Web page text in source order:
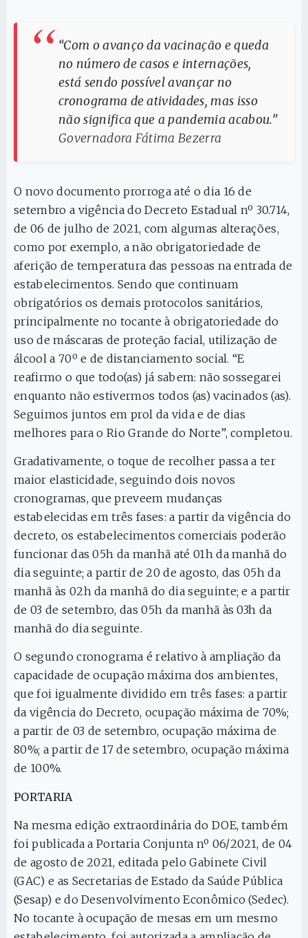
“Com o avanço da vacinação e queda
no número de casos e internações,
está sendo possível avançar no
cronograma de atividades, mas isso
não significa que a pandemia acabou.”
Governadora Fátima Bezerra
O novo documento prorroga até o dia 16 de
setembro a vigência do Decreto Estadual nº 30.714,
de 06 de julho de 2021, com algumas alterações,
como por exemplo, a não obrigatoriedade de
aferição de temperatura das pessoas na entrada de
estabelecimentos. Sendo que continuam
obrigatórios os demais protocolos sanitários,
principalmente no tocante à obrigatoriedade do
uso de máscaras de proteção facial, utilização de
álcool a 70º e de distanciamento social. “E
reafirmo o que todo(as) já sabem: não sossegarei
enquanto não estivermos todos (as) vacinados (as).
Seguimos juntos em prol da vida e de dias
melhores para o Rio Grande do Norte”, completou.
Gradativamente, o toque de recolher passa a ter
maior elasticidade, seguindo dois novos
cronogramas, que preveem mudanças
estabelecidas em três fases: a partir da vigência do
decreto, os estabelecimentos comerciais poderão
funcionar das 05h da manhã até 01h da manhã do
dia seguinte; a partir de 20 de agosto, das 05h da
manhã às 02h da manhã do dia seguinte; e a partir
de 03 de setembro, das 05h da manhã às 03h da
manhã do dia seguinte.
O segundo cronograma é relativo à ampliação da
capacidade de ocupação máxima dos ambientes,
que foi igualmente dividido em três fases: a partir
da vigência do Decreto, ocupação máxima de 70%;
a partir de 03 de setembro, ocupação máxima de
80%; a partir de 17 de setembro, ocupação máxima
de 100%.
PORTARIA
Na mesma edição extraordinária do DOE, também
foi publicada a Portaria Conjunta nº 06/2021, de 04
de agosto de 2021, editada pelo Gabinete Civil
(GAC) e as Secretarias de Estado da Saúde Pública
(Sesap) e do Desenvolvimento Econômico (Sedec).
No tocante à ocupação de mesas em um mesmo